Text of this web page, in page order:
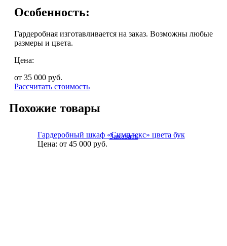
Особенность:
Гардеробная изготавливается на заказ. Возможны любые
размеры и цвета.
Цена:
от 35 000 руб.
Рассчитать стоимость
Похожие товары
Гардеробный шкаф «Симплекс» цвета бук
Цена: от 45 000руб.
Заказать